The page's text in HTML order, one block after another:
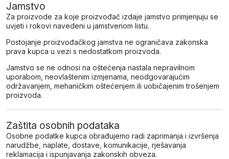
Jamstvo
Za proizvode za koje proizvođač izdaje jamstvo primjenjuju se
uvjeti i rokovi navedeni u jamstvenom listu.
Postojanje proizvođačkog jamstva ne ograničava zakonska
prava kupca u vezi s nedostatkom proizvoda.
Jamstvo se ne odnosi na oštećenja nastala nepravilnom
uporabom, neovlaštenim izmjenama, neodgovarajućim
održavanjem, mehaničkim oštećenjem ili uobičajenim trošenjem
proizvoda.
Zaštita osobnih podataka
Osobne podatke kupca obrađujemo radi zaprimanja i izvršenja
narudžbe, naplate, dostave, komunikacije, rješavanja
reklamacija i ispunjavanja zakonskih obveza.